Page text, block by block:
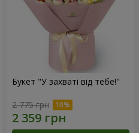
Букет "У захваті від тебе!"
2 775 грн